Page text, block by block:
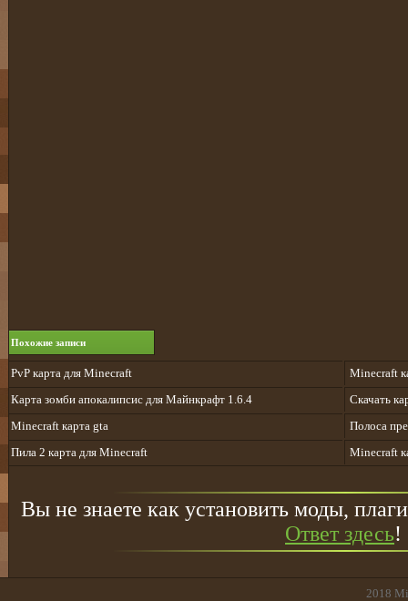
Похожие записи
PvP карта для Minecraft
Minecraft
Карта зомби апокалипсис для Майнкрафт 1.6.4
Скачать
Minecraft карта gta
Полоса
Пила 2 карта для Minecraft
Minecraft
Вы не знаете как установить моды,
Ответ здесь!
2018